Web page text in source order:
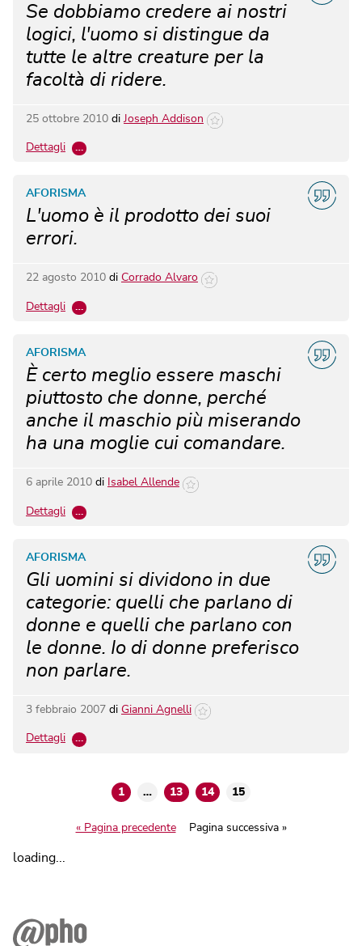
Se dobbiamo credere ai nostri
logici, l'uomo si distingue da
tutte le altre creature per la
facoltà di ridere.
25 ottobre 2010 di Joseph Addison
Dettagli …
L'uomo è il prodotto dei suoi
errori.
AFORISMA
22 agosto 2010 di Corrado Alvaro
Dettagli …
È certo meglio essere maschi
piuttosto che donne, perché
anche il maschio più miserando
ha una moglie cui comandare.
AFORISMA
6 aprile 2010 di Isabel Allende
Dettagli …
Gli uomini si dividono in due
categorie: quelli che parlano di
donne e quelli che parlano con
le donne. Io di donne preferisco
non parlare.
AFORISMA
3 febbraio 2007 di Gianni Agnelli
Dettagli …
1 … 13 14 15
« Pagina precedente Pagina successiva »
loading...